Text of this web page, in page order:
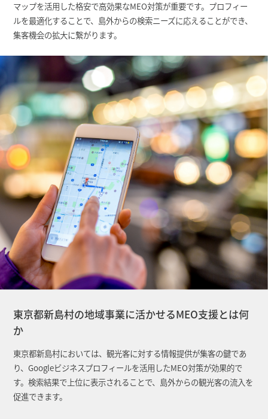
マップを活用した格安で高効果なMEO対策が重要です。プロフィー
ルを最適化することで、島外からの検索ニーズに応えることができ、
集客機会の拡大に繋がります。
東京都新島村の地域事業に活かせるMEO支援とは何
か
東京都新島村においては、観光客に対する情報提供が集客の鍵であ
り、Googleビジネスプロフィールを活用したMEO対策が効果的で
す。検索結果で上位に表示されることで、島外からの観光客の流入を
促進できます。